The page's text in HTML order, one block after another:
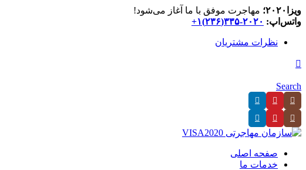
ویزا۲۰۲۰؛
مهاجرت موفق با ما آغاز می‌شود!
واتس‌اپ: ۲۰۲۰-۳۳۵(۲۳۶)۱+
نظرات مشتریان
Search
صفحه اصلی
خدمات ما